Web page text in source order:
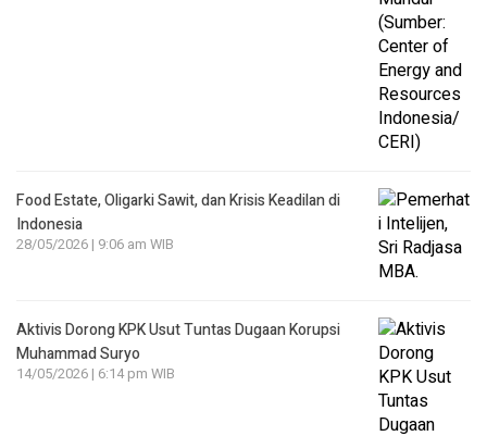
Food Estate, Oligarki Sawit, dan Krisis Keadilan di
Indonesia
28/05/2026 | 9:06 am WIB
Aktivis Dorong KPK Usut Tuntas Dugaan Korupsi
Muhammad Suryo
14/05/2026 | 6:14 pm WIB